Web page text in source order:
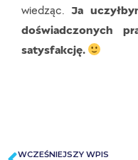
wiedząc. Ja
doświadczonych
satysfakcję.
WCZEŚNIEJSZY WPIS